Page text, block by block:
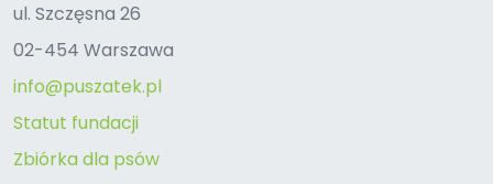
ul. Szczęsna 26
02-454 Warszawa
info@puszatek.pl
Statut fundacji
Zbiórka dla psów